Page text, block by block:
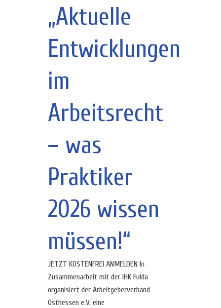
„Aktuelle
Entwicklungen
im
Arbeitsrecht
– was
Praktiker
2026 wissen
müssen!“
JETZT KOSTENFREI ANMELDEN In
Zusammenarbeit mit der IHK Fulda
organisiert der Arbeitgeberverband
Osthessen e.V. eine